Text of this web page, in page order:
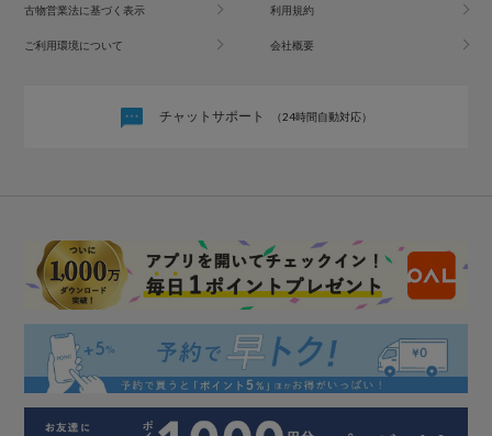
古物営業法に基づく表示 利用規約
ご利用環境について 会社概要
チャットサポート （24時間自動対応）